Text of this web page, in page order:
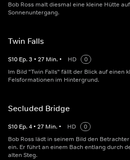
Bob Ross malt diesmal eine kleine Hütte
Sonnenuntergang.
Twin Falls
S10 Ep.3 • 27 Min. • HD
0
Im Bild "Twin Falls" fällt der Blick auf einen
Felsformationen im Hintergrund.
Secluded Bridge
S10 Ep.4 • 27 Min. • HD
0
Bob Ross lädt in seinem Bild den
ein. Er führt an einem Bach entlang durch
alten Steg.